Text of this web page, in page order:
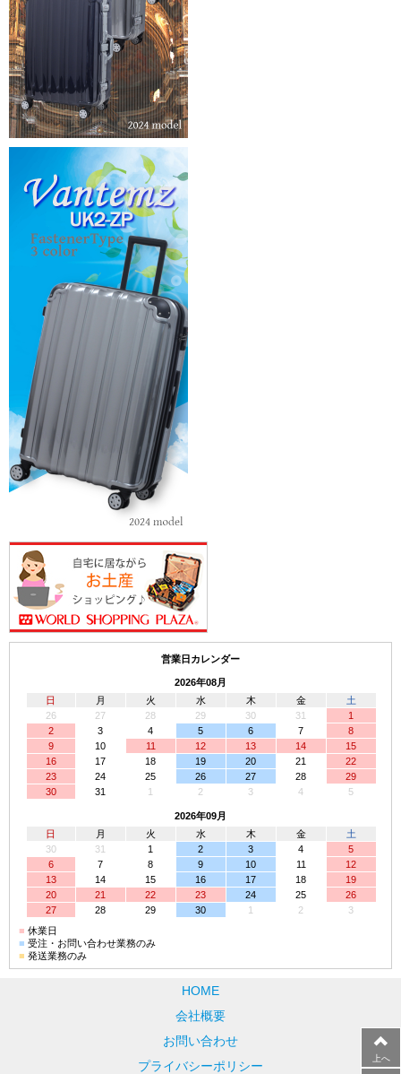
営業日カレンダー
2026年08月
日
月 火 水 木 金
土
26
27 28 29 30 31
1
2
3 4 5 6 7
8
9
10 11 12 13 14
15
16
17 18 19 20 21
22
23
24 25 26 27 28
29
30
31 1 2 3 4 5
2026年09月
日
月 火 水 木 金
土
30
31 1 2 3 4
5
6
7 8 9 10 11
12
13
14 15 16 17 18
19
20
21 22 23 24 25
26
27
28 29 30 1 2
3
■ 休業日
■ 受注・お問い合わせ業務のみ
■ 発送業務のみ
HOME
会社概要
お問い合わせ
プライバシーポリシー
上へ